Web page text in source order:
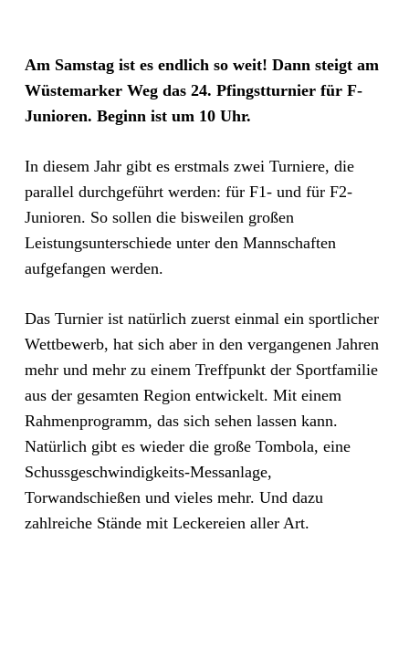
Am Samstag ist es endlich so weit! Dann steigt am
Wüstemarker Weg das 24. Pfingstturnier für F-
Junioren. Beginn ist um 10 Uhr.
In diesem Jahr gibt es erstmals zwei Turniere, die
parallel durchgeführt werden: für F1- und für F2-
Junioren. So sollen die bisweilen großen
Leistungsunterschiede unter den Mannschaften
aufgefangen werden.
Das Turnier ist natürlich zuerst einmal ein sportlicher
Wettbewerb, hat sich aber in den vergangenen Jahren
mehr und mehr zu einem Treffpunkt der Sportfamilie
aus der gesamten Region entwickelt. Mit einem
Rahmenprogramm, das sich sehen lassen kann.
Natürlich gibt es wieder die große Tombola, eine
Schussgeschwindigkeits-Messanlage,
Torwandschießen und vieles mehr. Und dazu
zahlreiche Stände mit Leckereien aller Art.